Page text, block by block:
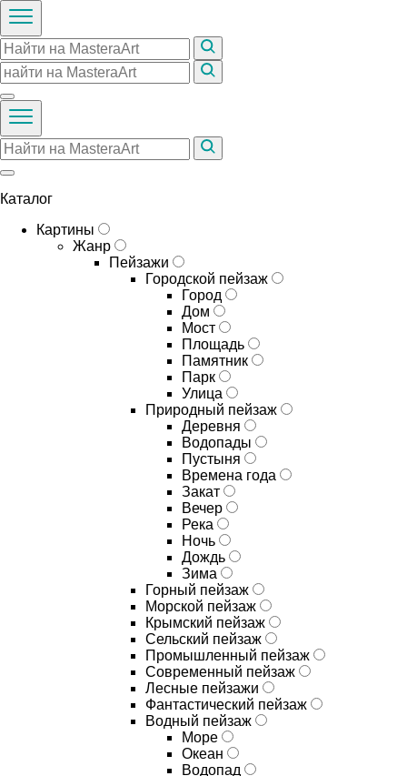
Каталог
Картины
Жанр
Пейзажи
Городской пейзаж
Город
Дом
Мост
Площадь
Памятник
Парк
Улица
Природный пейзаж
Деревня
Водопады
Пустыня
Времена года
Закат
Вечер
Река
Ночь
Дождь
Зима
Горный пейзаж
Морской пейзаж
Крымский пейзаж
Сельский пейзаж
Промышленный пейзаж
Современный пейзаж
Лесные пейзажи
Фантастический пейзаж
Водный пейзаж
Море
Океан
Водопад